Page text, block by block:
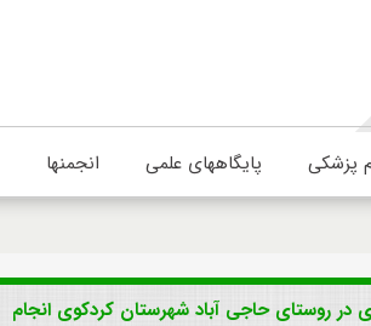
پزشکی پایگاههای علمی انجمنها
در روستای حاجی آباد شهرستان کردکوی انجام